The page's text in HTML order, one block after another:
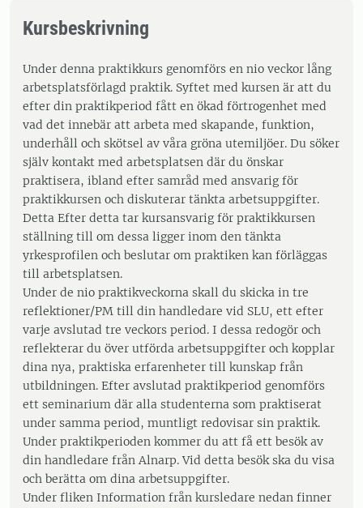
Kursbeskrivning
Under denna praktikkurs genomförs en nio veckor lång
arbetsplatsförlagd praktik. Syftet med kursen är att du
efter din praktikperiod fått en ökad förtrogenhet med
vad det innebär att arbeta med skapande, funktion,
underhåll och skötsel av våra gröna utemiljöer. Du söker
själv kontakt med arbetsplatsen där du önskar
praktisera, ibland efter samråd med ansvarig för
praktikkursen och diskuterar tänkta arbetsuppgifter.
Detta Efter detta tar kursansvarig för praktikkursen
ställning till om dessa ligger inom den tänkta
yrkesprofilen och beslutar om praktiken kan förläggas
till arbetsplatsen.
Under de nio praktikveckorna skall du skicka in tre
reflektioner/PM till din handledare vid SLU, ett efter
varje avslutad tre veckors period. I dessa redogör och
reflekterar du över utförda arbetsuppgifter och kopplar
dina nya, praktiska erfarenheter till kunskap från
utbildningen. Efter avslutad praktikperiod genomförs
ett seminarium där alla studenterna som praktiserat
under samma period, muntligt redovisar sin praktik.
Under praktikperioden kommer du att få ett besök av
din handledare från Alnarp. Vid detta besök ska du visa
och berätta om dina arbetsuppgifter.
Under fliken Information från kursledare nedan finner